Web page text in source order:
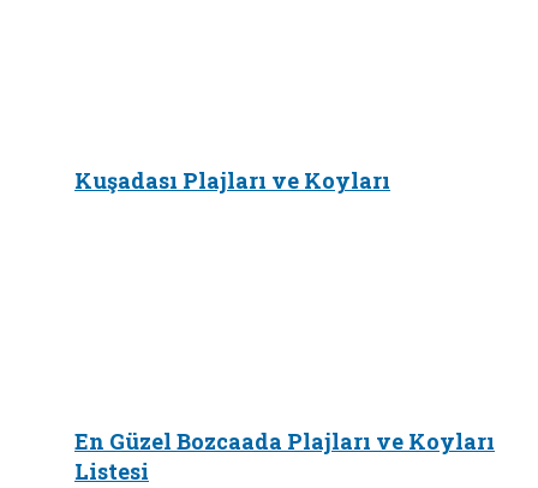
Kuşadası Plajları ve Koyları
En Güzel Bozcaada Plajları ve Koyları
Listesi